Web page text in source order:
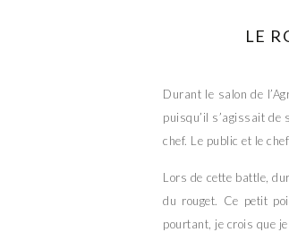
LE
Durant le salon de
puisqu’il s’agissait de
chef. Le public et le
Lors de cette battle,
du rouget. Ce petit
pourtant, je crois que